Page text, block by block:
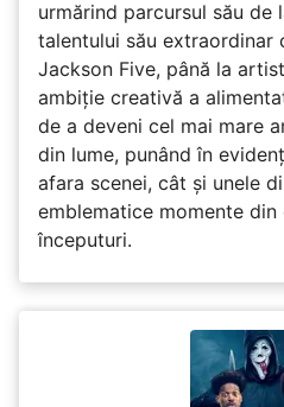
urmărind parcursul său de
talentului său extraordinar
Jackson Five, până la
ambiție creativă a
de a deveni cel mai mare
din lume, punând în
afara scenei, cât și unele
emblematice momente
începuturi.